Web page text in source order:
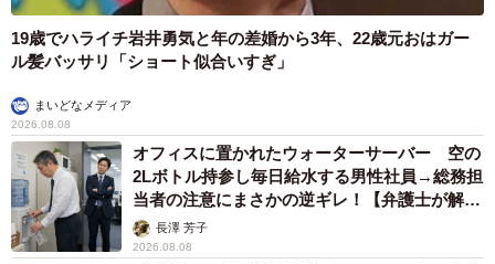
19歳でハライチ岩井勇気と年の差婚から3年、22歳元おはガー
ル髪バッサリ「ショート似合いすぎ」
まいどなメディア
2026.08.08
オフィスに置かれたウォーターサーバー 空の
2Lボトル持参し毎日給水する男性社員→総務担
当者の注意にまさかの逆ギレ！【弁護士が解
説】長澤 芳子
2026.08.08